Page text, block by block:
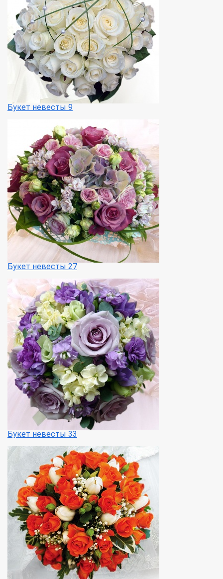
Букет невесты 9
Букет невесты 27
Букет невесты 33